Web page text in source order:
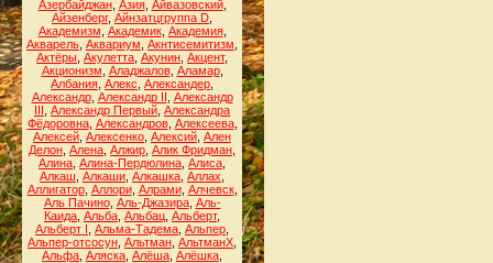
Азербайджан, Азия, Айвазовский,
Айзенберг, Айнзатцгруппа D
Академизм Академик, Академия,
Акварель Аквариум Акнтисемитизм
Актёры Акулетта Акунин Акцент,
Акционизм Аладжалов, Аламар,
Албания Алекс Александер
Александр, Александр II Александр
III Александр Первый Александра
Фёдоровна, Александров, Алексеева,
Алексей Алексенко Алексий Ален
Делон Алена Алжир Алик Фридман
Алина Алина-Пердюлина Алиса
Алкаш Алкаши Алкашка Аллах
Аллигатор, Аллори, Алрами, Алчевск,
Аль Пачино, Аль-Джазира, Аль-
Каида Альба Альбац Альберт,
Альберт I Альма-Тадема Альпер
Альпер-отсосун Альтман АльтманХ
Альфа Аляска Алёша Алёшка